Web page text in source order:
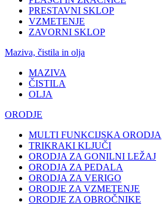
PRESTAVNI SKLOP
VZMETENJE
ZAVORNI SKLOP
Maziva, čistila in olja
MAZIVA
ČISTILA
OLJA
ORODJE
MULTI FUNKCIJSKA ORODJA
TRIKRAKI KLJUČI
ORODJA ZA GONILNI LEŽAJ
ORODJA ZA PEDALA
ORODJA ZA VERIGO
ORODJE ZA VZMETENJE
ORODJE ZA OBROČNIKE